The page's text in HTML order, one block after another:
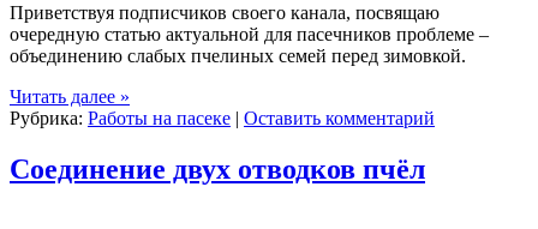
Приветствуя подписчиков своего канала, посвящаю
очередную статью актуальной для пасечников проблеме –
объединению слабых пчелиных семей перед зимовкой.
Читать далее »
Рубрика: Работы на пасеке | Оставить комментарий
Соединение двух отводков пчёл